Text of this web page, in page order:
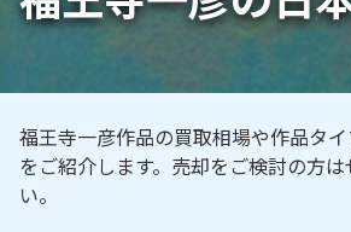
福王寺一彦作品の買取相場や作品タ
をご紹介します。売却をご検討の方
い。